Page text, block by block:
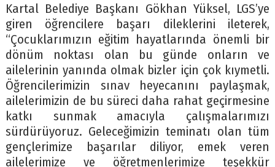
Kartal Belediye Başkanı Gökhan Yüksel, LGS’ye
giren öğrencilere başarı dileklerini ileterek,
“Çocuklarımızın eğitim hayatlarında önemli bir
dönüm noktası olan bu günde onların ve
ailelerinin yanında olmak bizler için çok kıymetli.
Öğrencilerimizin sınav heyecanını paylaşmak,
ailelerimizin de bu süreci daha rahat geçirmesine
katkı sunmak amacıyla çalışmalarımızı
sürdürüyoruz. Geleceğimizin teminatı olan tüm
gençlerimize başarılar diliyor, emek veren
ailelerimize ve öğretmenlerimize teşekkür